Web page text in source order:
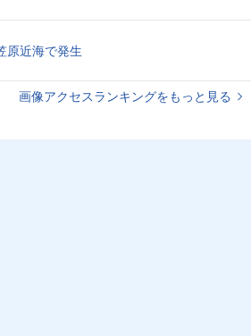
原近海で発生
画像アクセスランキングをもっと見る